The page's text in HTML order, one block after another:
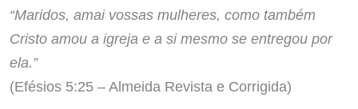
“Maridos, amai vossas mulheres, como também
Cristo amou a igreja e a si mesmo se entregou por
ela.”
(Efésios 5:25 – Almeida Revista e Corrigida)